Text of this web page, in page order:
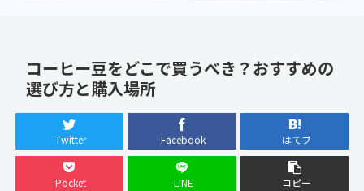
コーヒー豆をどこで買うべき？おすすめの
選び方と購入場所
Twitter Facebook はてブ
Pocket LINE コピー